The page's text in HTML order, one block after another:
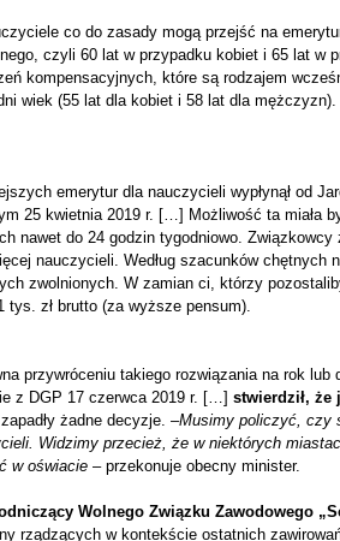
co do zasady mogą przejść na
czyli 60 lat w przypadku kobiet i 65 lat w
kompensacyjnych, które są rodzajem
wiek (55 lat dla kobiet i 58 lat dla mężczyzn).
emerytur dla nauczycieli wypłynął od
25 kwietnia 2019 r. […] Możliwość ta miała
nawet do 24 godzin tygodniowo.
nauczycieli. Według szacunków chętnych
zwolnionych. W zamian ci, którzy
tys. zł brutto (za wyższe pensum).
przywróceniu takiego rozwiązania na rok lub
z DGP 17 czerwca 2019 r. […] stwierdził, że
żadne decyzje. –Musimy policzyć, czy
Widzimy przecież, że w niektórych
w oświacie– przekonuje obecny minister.
Wolnego Związku Zawodowego
rządzących w kontekście ostatnich